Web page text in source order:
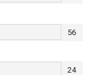
56
24